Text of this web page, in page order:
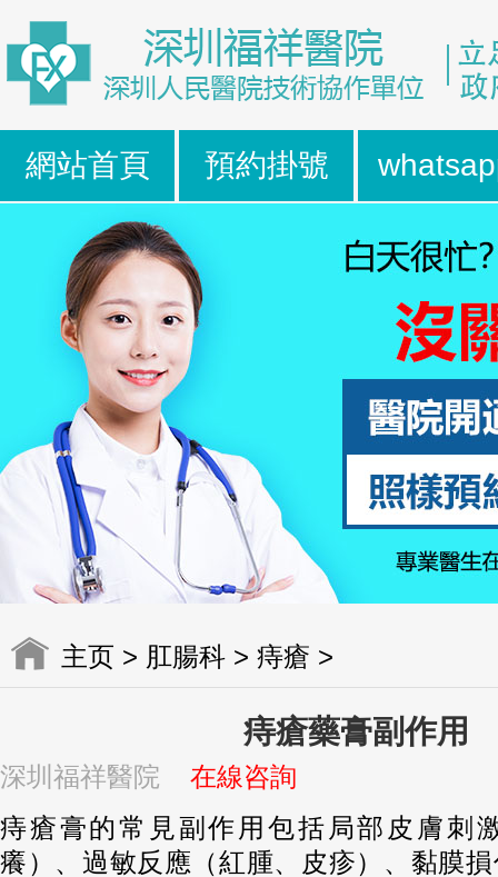
網站首頁 預約掛號
主页 > 肛腸科 > 痔瘡 >
痔瘡藥膏副作用
深圳福祥醫院
在線咨詢
痔瘡膏的常見副作用包括局部皮膚刺
癢）、過敏反應（紅腫、皮疹）、黏膜